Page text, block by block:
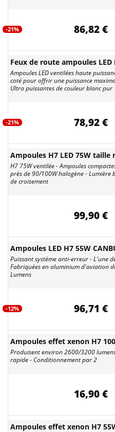
-21% 86,82 €
Feux de route ampoules
Ampoules LED ventilées haute
coté pour offrir une puissance
Ultra puissantes de couleur blanc pur
-21% 78,92 €
Ampoules H7 LED 75W taille
H7 75W ventilée - Ampoules
près de 90/100W halogène -
de croisement
99,90 €
Ampoules LED H7 55W
Puissant système anti-erreur - L'une
Fabriquées en aluminium d'aviation
Lumens
-12% 96,71 €
Ampoules effet xenon H7
Produisent environ 2600/3200
rapide - Conditionnement par 2
16,90 €
Ampoules effet xenon H7